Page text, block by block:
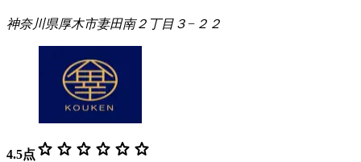
神奈川県厚木市妻田南２丁目３−２２
4.5点 star star star star star star